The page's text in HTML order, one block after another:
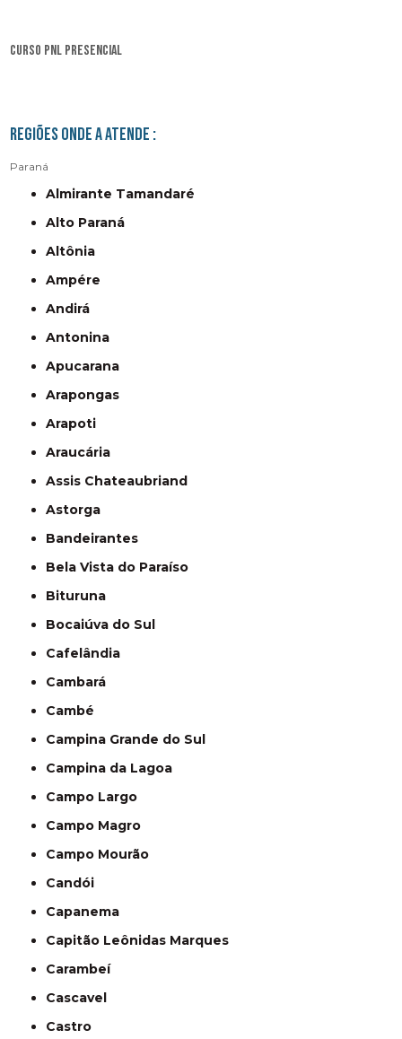
curso pnl presencial
Regiões onde a atende :
Paraná
Almirante Tamandaré
Alto Paraná
Altônia
Ampére
Andirá
Antonina
Apucarana
Arapongas
Arapoti
Araucária
Assis Chateaubriand
Astorga
Bandeirantes
Bela Vista do Paraíso
Bituruna
Bocaiúva do Sul
Cafelândia
Cambará
Cambé
Campina Grande do Sul
Campina da Lagoa
Campo Largo
Campo Magro
Campo Mourão
Candói
Capanema
Capitão Leônidas Marques
Carambeí
Cascavel
Castro